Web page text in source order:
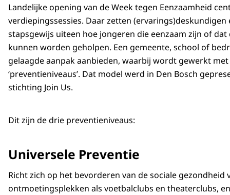
Landelijke opening van de Week tegen Eenzaamheid
verdiepingssessies. Daar zetten
stapsgewijs uiteen hoe jongeren die eenzaam zijn of
kunnen worden geholpen. Een gemeente, school of
gelaagde aanpak aanbieden, waarbij wordt gewerkt
‘preventieniveaus’. Dat model werd in Den Bosch
stichting Join Us.
Dit zijn de drie preventieniveaus:
Universele Preventie
Richt zich op het bevorderen van de sociale
ontmoetingsplekken als voetbalclubs en theaterclubs,